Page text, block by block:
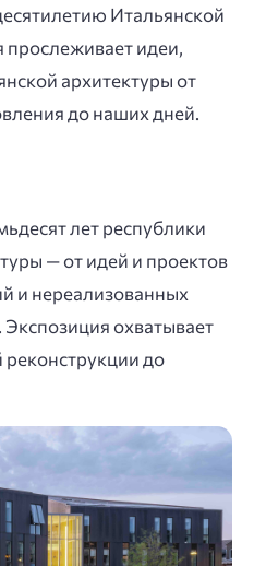
Итальянской
прослеживает идеи,
архитектуры от
до наших дней.
лет республики
— от идей и проектов
и нереализованных
охватывает
до